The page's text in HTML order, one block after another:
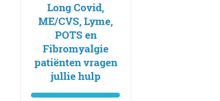
Long Covid,
ME/CVS, Lyme,
POTS en
Fibromyalgie
patiënten vragen
jullie hulp